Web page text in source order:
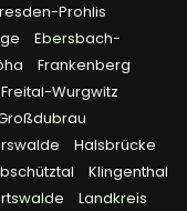
Prohlis
Ebersbach-
Frankenberg
Freital-Wurgwitz
Halsbrücke
Klingenthal
Landkreis